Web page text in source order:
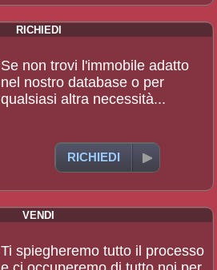
RICHIEDI
Se non trovi l'immobile adatto
nel nostro database o per
qualsiasi altra necessità...
RICHIEDI
VENDI
Ti spiegheremo tutto il processo